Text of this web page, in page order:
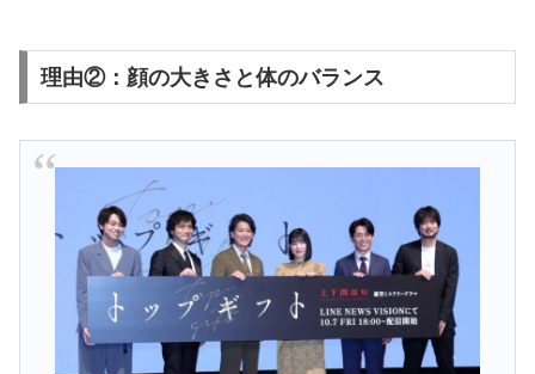
理由②：顔の大きさと体のバランス